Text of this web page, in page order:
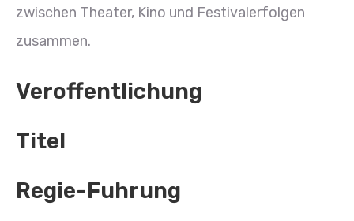
zwischen Theater, Kino und Festivalerfolgen
zusammen.
Veroffentlichung
Titel
Regie-Fuhrung